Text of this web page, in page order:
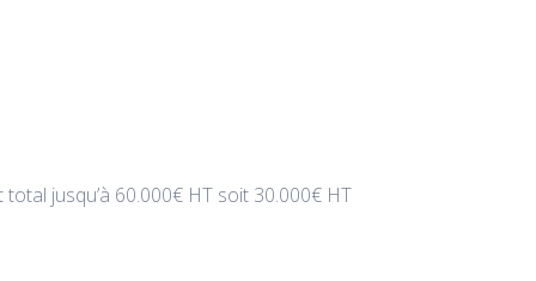
jusqu’à 60.000€ HT soit 30.000€ HT